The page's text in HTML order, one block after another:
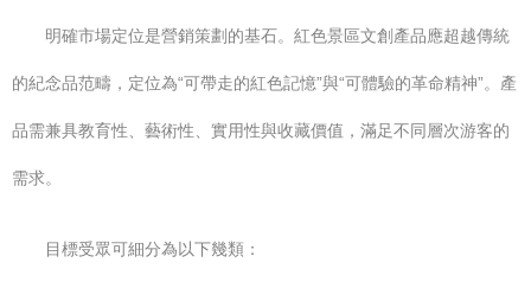
明確市場定位是營銷策劃的基石。紅色景區文創產品應超越傳統
的紀念品范疇，定位為“可帶走的紅色記憶”與“可體驗的革命精神”。產
品需兼具教育性、藝術性、實用性與收藏價值，滿足不同層次游客的
需求。
目標受眾可細分為以下幾類：